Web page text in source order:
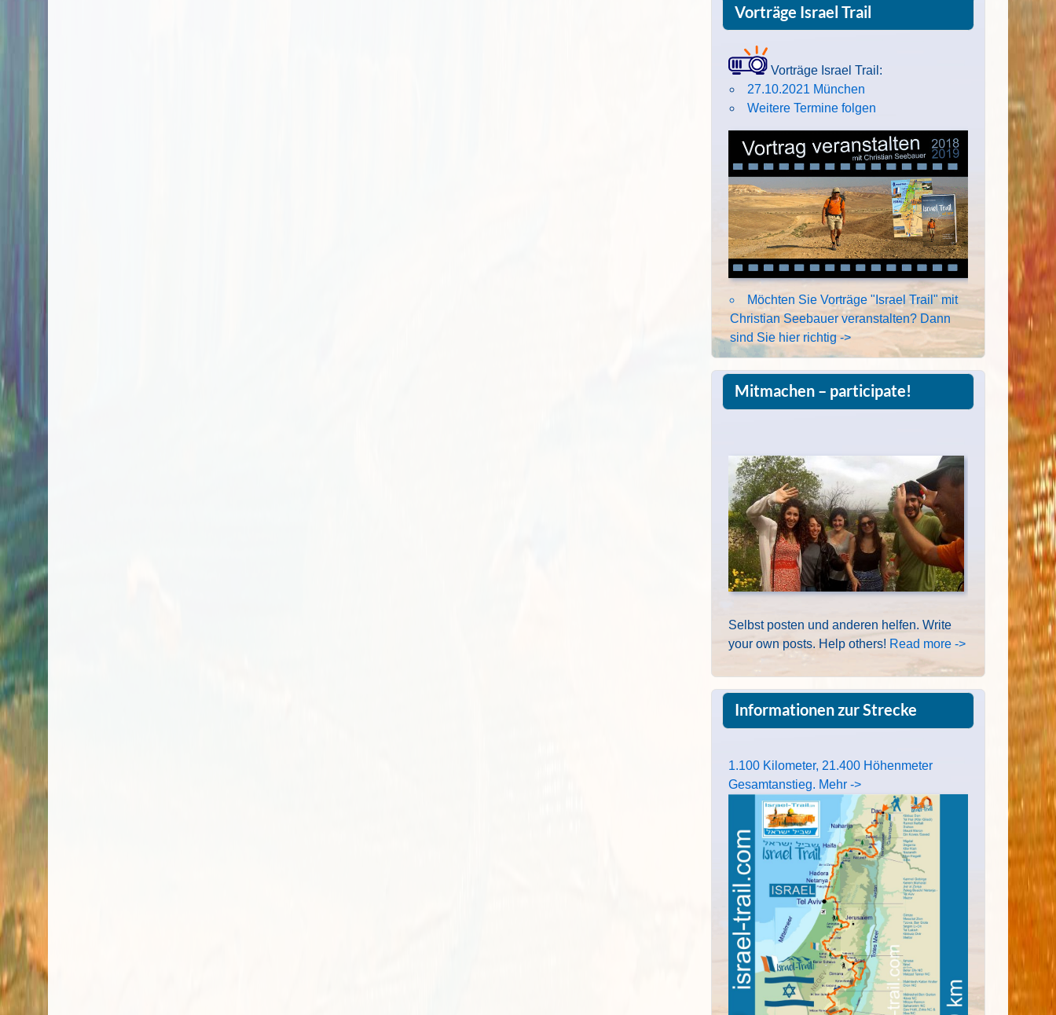
Vorträge Israel Trail
Vorträge Israel Trail:
27.10.2021 München
Weitere Termine folgen
Möchten Sie Vorträge "Israel Trail" mit
Christian Seebauer veranstalten? Dann
sind Sie hier richtig ->
Mitmachen – participate!
Selbst posten und anderen helfen. Write
your own posts. Help others! Read more ->
Informationen zur Strecke
1.100 Kilometer, 21.400 Höhenmeter
Gesamtanstieg. Mehr ->